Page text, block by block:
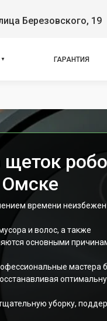
Березовского, 19
ГАРАНТИЯ
времени неизбежен
и волос, а также
основными
мастера
уборку,